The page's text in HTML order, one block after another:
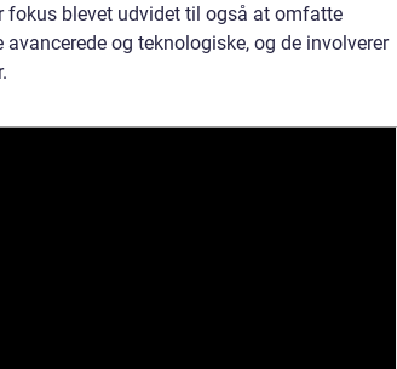
fokus blevet udvidet til også at omfatte
og teknologiske, og de involverer